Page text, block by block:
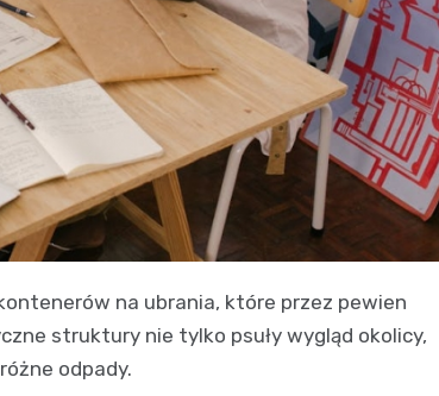
na ubrania, które przez pewien
struktury nie tylko psuły wygląd okolicy,
odpady.